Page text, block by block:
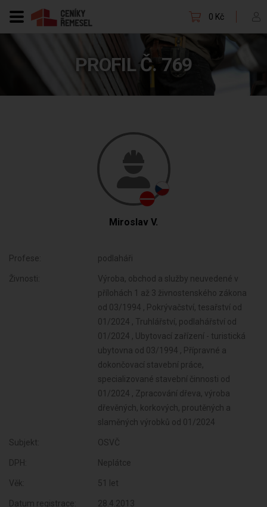
0 Kč
PROFIL Č. 769
Miroslav V.
Profese: podlaháři
Živnosti:
Výroba, obchod a služby neuvedené v
přílohách 1 až 3 živnostenského zákona
od 03/1994 , Pokrývačství, tesařství od
01/2024 , Truhlářství, podlahářství od
01/2024 , Ubytovací zařízení - turistická
ubytovna od 03/1994 , Přípravné a
dokončovací stavební práce,
specializované stavební činnosti od
01/2024 , Zpracování dřeva, výroba
dřevěných, korkových, proutěných a
slaměných výrobků od 01/2024
Subjekt: OSVČ
DPH: Neplátce
Věk: 51 let
Datum registrace: 28.4.2013